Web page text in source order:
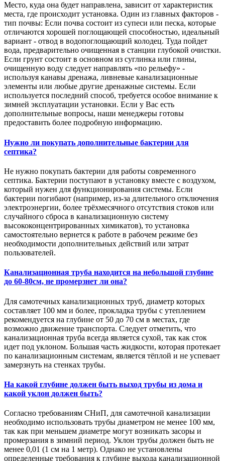
Место, куда она будет направлена, зависит от характеристик
места, где происходит установка. Один из главных факторов -
тип почвы: Если почва состоит из супеси или песка, которые
отличаются хорошей поглощающей способностью, идеальный
вариант - отвод в водопоглощающий колодец. Туда пойдет
вода, предварительно очищенная в станции глубокой очистки.
Если грунт состоит в основном из суглинка или глины,
очищенную воду следует направлять «по рельефу» -
используя канавы дренажа, ливневые канализационные
элементы или любые другие дренажные системы. Если
используется последний способ, требуется особое внимание к
зимней эксплуатации установки. Если у Вас есть
дополнительные вопросы, наши менеджеры готовы
предоставить более подробную информацию.
Нужно ли покупать дополнительные бактерии для
септика?
Не нужно покупать бактерии для работы современного
септика. Бактерии поступают в установку вместе с воздухом,
который нужен для функционирования системы. Если
бактерии погибают (например, из-за длительного отключения
электроэнергии, более трёхмесячного отсутствия стоков или
случайного сброса в канализационную систему
высококонцентрированных химикатов), то установка
самостоятельно вернется к работе в рабочем режиме без
необходимости дополнительных действий или затрат
пользователей.
Канализационная труба находится на небольшой глубине
до 60-80см, не промерзнет ли она?
Для самотечных канализационных труб, диаметр которых
составляет 100 мм и более, прокладка трубы с утеплением
рекомендуется на глубине от 50 до 70 см в местах, где
возможно движение транспорта. Следует отметить, что
канализационная труба всегда является сухой, так как сток
идет под уклоном. Большая часть жидкости, которая протекает
по канализационным системам, является тёплой и не успевает
замерзнуть на стенках трубы.
На какой глубине должен быть выход трубы из дома и
какой уклон должен быть?
Согласно требованиям СНиП, для самотечной канализации
необходимо использовать трубы диаметром не менее 100 мм,
так как при меньшем диаметре могут возникать засоры и
промерзания в зимний период. Уклон трубы должен быть не
менее 0,01 (1 см на 1 метр). Однако не установлены
определенные требования к глубине выхода канализационной